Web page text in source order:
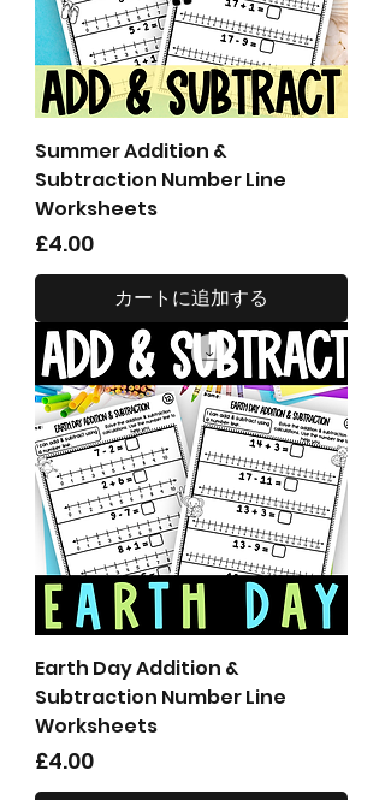
Summer Addition &
Subtraction Number Line
Worksheets
価格
£4.00
カートに追加する
Earth Day Addition &
Subtraction Number Line
Worksheets
価格
£4.00